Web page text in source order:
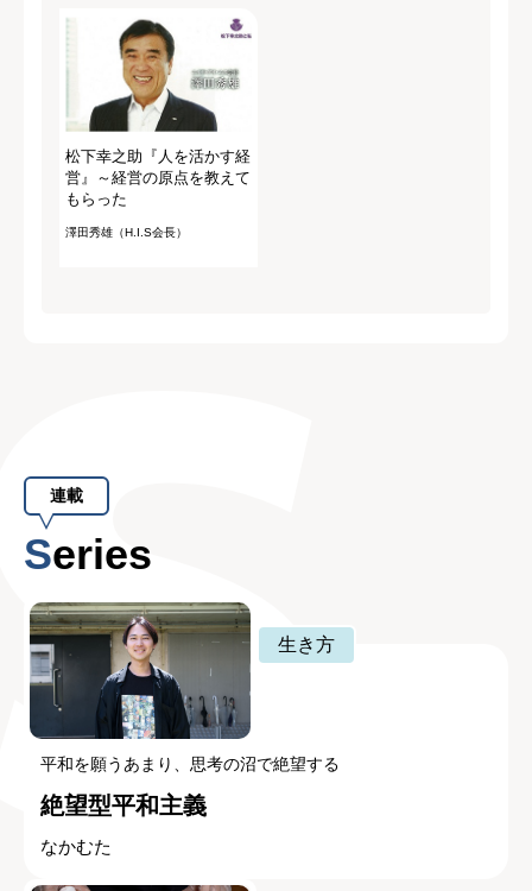
松下幸之助『人を活かす経
営』～経営の原点を教えて
もらった
澤田秀雄（H.I.S会長）
連載
Series
生き方
平和を願うあまり、思考の沼で絶望する
絶望型平和主義
なかむた